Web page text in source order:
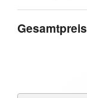
Gesamtpreis